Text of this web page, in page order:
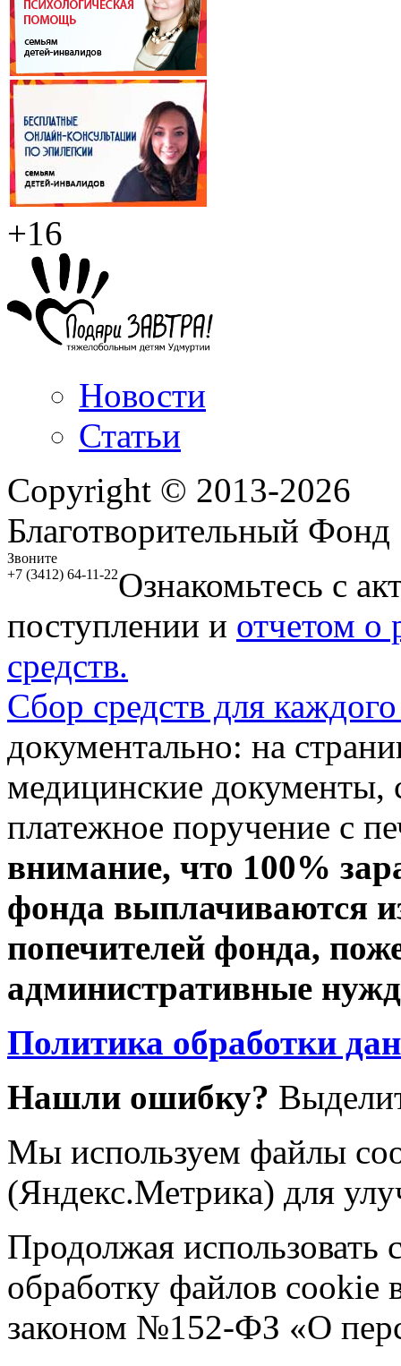
+16
Новости
Статьи
Copyright © 2013-2026
Благотворительный
Звоните
+7 (3412) 64-11-22Ознакомьтесь с
поступлении и отчетом о
средств.
Сбор средств для
документально: на
медицинские документы,
платежное поручение с
внимание, что 100%
фонда выплачиваются
попечителей фонда,
административные
Политика обработки
Нашли ошибку?
Мы используем файлы
(Яндекс.Метрика) для
Продолжая использовать
обработку файлов cookie
законом №152-ФЗ «О